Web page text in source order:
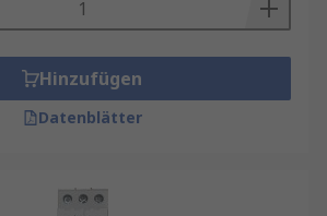
Hinzufügen
Datenblätter